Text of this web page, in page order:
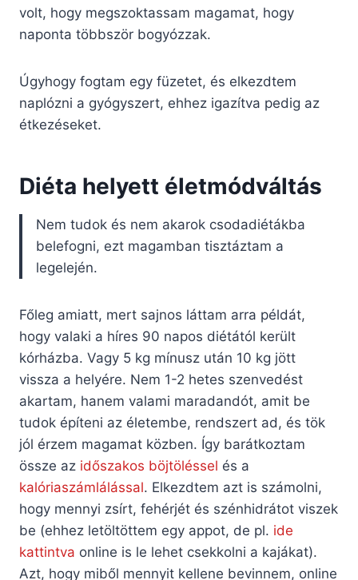
volt, hogy megszoktassam magamat, hogy
naponta többször bogyózzak.
Úgyhogy fogtam egy füzetet, és elkezdtem
naplózni a gyógyszert, ehhez igazítva pedig az
étkezéseket.
Diéta helyett életmódváltás
Nem tudok és nem akarok csodadiétákba
belefogni, ezt magamban tisztáztam a
legelején.
Főleg amiatt, mert sajnos láttam arra példát,
hogy valaki a híres 90 napos diétától került
kórházba. Vagy 5 kg mínusz után 10 kg jött
vissza a helyére. Nem 1-2 hetes szenvedést
akartam, hanem valami maradandót, amit be
tudok építeni az életembe, rendszert ad, és tök
jól érzem magamat közben. Így barátkoztam
össze az időszakos böjtöléssel és a
kalóriaszámlálással. Elkezdtem azt is számolni,
hogy mennyi zsírt, fehérjét és szénhidrátot viszek
be (ehhez letöltöttem egy appot, de pl. ide
kattintva online is le lehet csekkolni a kajákat).
Azt, hogy miből mennyit kellene bevinnem, online